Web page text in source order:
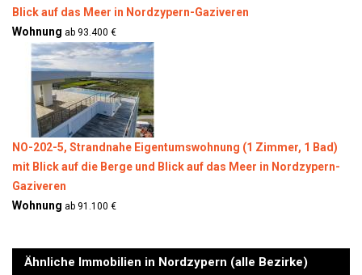
Blick auf das Meer in Nordzypern-Gaziveren
Wohnung ab 93.400 €
NO-202-5, Strandnahe Eigentumswohnung (1 Zimmer, 1 Bad)
mit Blick auf die Berge und Blick auf das Meer in Nordzypern-
Gaziveren
Wohnung ab 91.100 €
Ähnliche Immobilien in Nordzypern (alle Bezirke)